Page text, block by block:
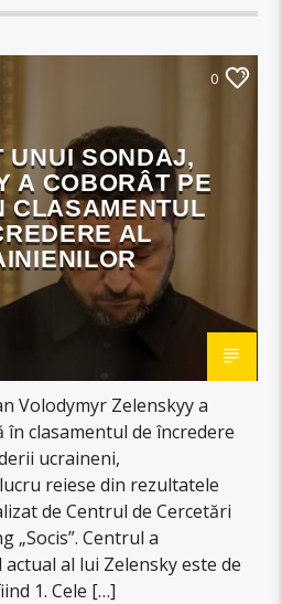
0
UNUI SONDAJ,
A COBORÂT PE
CLASAMENTUL
AL
Volodymyr Zelenskyy a
clasamentul de încredere
ucraineni,
reiese din rezultatele
de Centrul de Cercetări
„Socis”. Centrul a
al lui Zelensky este de
1. Cele […]